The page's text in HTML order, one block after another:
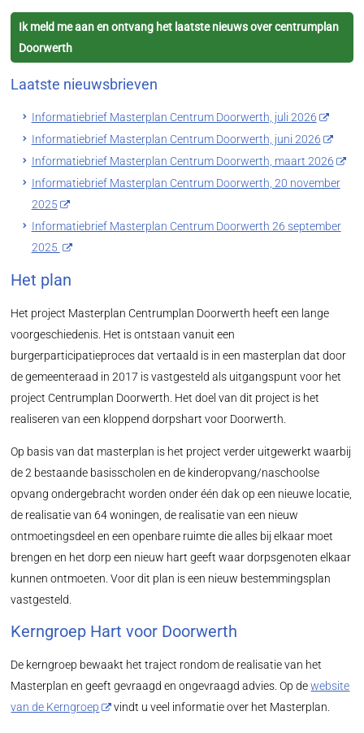
Ik meld me aan en ontvang het laatste nieuws over centrumplan
Doorwerth
Laatste nieuwsbrieven
Informatiebrief Masterplan Centrum Doorwerth, juli 2026
Informatiebrief Masterplan Centrum Doorwerth, juni 2026
Informatiebrief Masterplan Centrum Doorwerth, maart 2026
Informatiebrief Masterplan Centrum Doorwerth, 20 november
2025
Informatiebrief Masterplan Centrum Doorwerth 26 september
2025
Het plan
Het project Masterplan Centrumplan Doorwerth heeft een lange
voorgeschiedenis. Het is ontstaan vanuit een
burgerparticipatieproces dat vertaald is in een masterplan dat door
de gemeenteraad in 2017 is vastgesteld als uitgangspunt voor het
project Centrumplan Doorwerth. Het doel van dit project is het
realiseren van een kloppend dorpshart voor Doorwerth.
Op basis van dat masterplan is het project verder uitgewerkt waarbij
de 2 bestaande basisscholen en de kinderopvang/naschoolse
opvang ondergebracht worden onder één dak op een nieuwe locatie,
de realisatie van 64 woningen, de realisatie van een nieuw
ontmoetingsdeel en een openbare ruimte die alles bij elkaar moet
brengen en het dorp een nieuw hart geeft waar dorpsgenoten elkaar
kunnen ontmoeten. Voor dit plan is een nieuw bestemmingsplan
vastgesteld.
Kerngroep Hart voor Doorwerth
De kerngroep bewaakt het traject rondom de realisatie van het
Masterplan en geeft gevraagd en ongevraagd advies. Op dewebsite
van de Kerngroep
vindt u veel informatie over het Masterplan.